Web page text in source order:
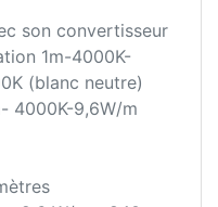
son convertisseur
1m-4000K-
(blanc neutre)
4000K-9,6W/m